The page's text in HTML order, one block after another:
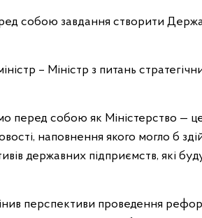
– Міністр з питань
перед собою як Міністерство —
наповнення якого могло б
державних підприємств, які
перспективи проведення